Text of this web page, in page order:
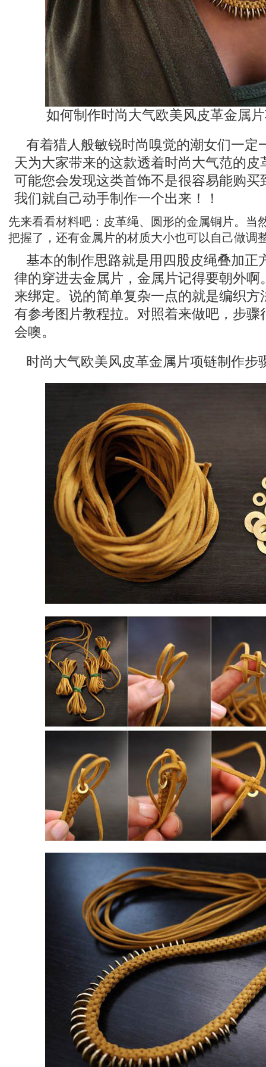
如何制作时尚大气欧美风皮革金属
有着猎人般敏锐时尚嗅觉的潮女们一定
天为大家带来的这款透着时尚大气范的皮
可能您会发现这类首饰不是很容易能购买
我们就自己动手制作一个出来！！
先来看看材料吧：皮革绳、圆形的金属铜片。当
把握了，还有金属片的材质大小也可以自己做调
基本的制作思路就是用四股皮绳叠加正
律的穿进去金属片，金属片记得要朝外啊
来绑定。说的简单复杂一点的就是编织方
有参考图片教程拉。对照着来做吧，步骤
会噢。
时尚大气欧美风皮革金属片项链制作步